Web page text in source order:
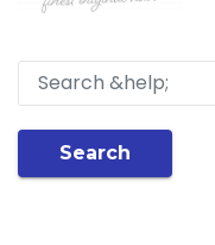
Search